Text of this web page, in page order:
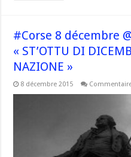
#Corse 8 décembre
« ST’OTTU DI
NAZIONE »
8 décembre 2015